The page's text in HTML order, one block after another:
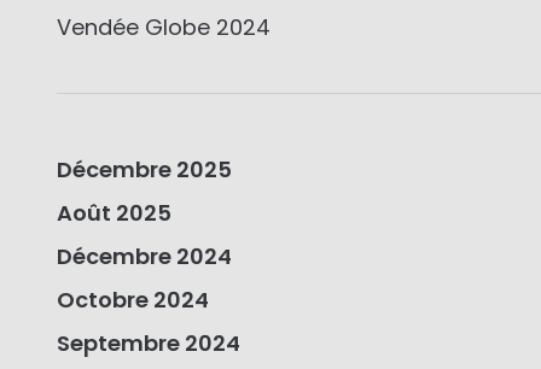
Vendée Globe 2024
Décembre 2025
Août 2025
Décembre 2024
Octobre 2024
Septembre 2024